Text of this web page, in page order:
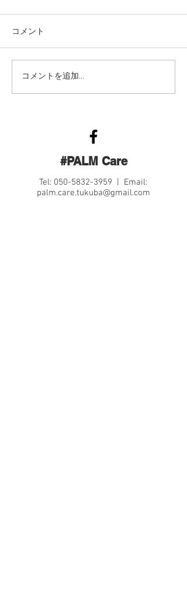
コメント
コメントを追加…
#PALM Care
Tel: 050-5832-3959 | Email:
palm.care.tukuba@gmail.com